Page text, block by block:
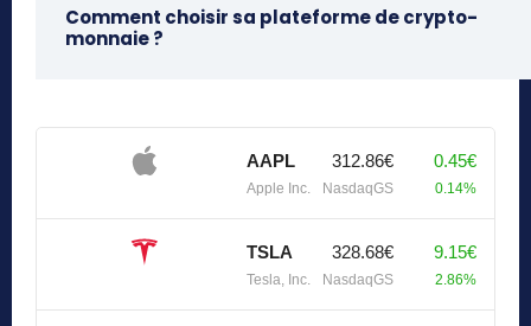
Comment choisir sa plateforme de crypto-
monnaie ?
AAPL
Apple Inc.
312.86€
NasdaqGS
0.45€
0.14%
TSLA
Tesla, Inc.
328.68€
NasdaqGS
9.15€
2.86%